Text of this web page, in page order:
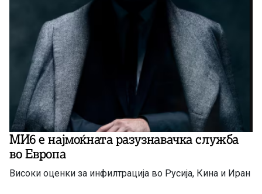
МИ6 е најмоќната разузнавачка служба
во Европа
Високи оценки за инфилтрација во Русија, Кина и Иран